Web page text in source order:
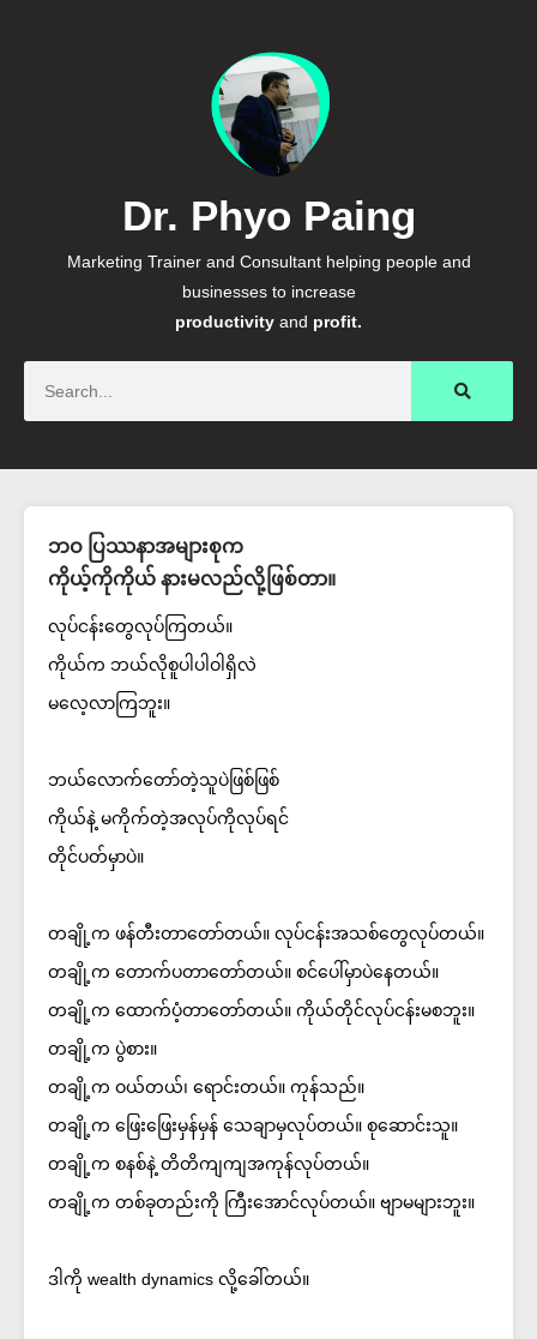
Dr. Phyo Paing
Marketing Trainer and Consultant helping people and
businesses to increase
productivity and profit.
ဘဝ ပြဿနာအများစုက
ကိုယ့်ကိုကိုယ် နားမလည်လို့ဖြစ်တာ။
လုပ်ငန်းတွေလုပ်ကြတယ်။
ကိုယ်က ဘယ်လိုစူပါပါဝါရှိလဲ
မလေ့လာကြဘူး။
ဘယ်လောက်တော်တဲ့သူပဲဖြစ်ဖြစ်
ကိုယ်နဲ့ မကိုက်တဲ့အလုပ်ကိုလုပ်ရင်
တိုင်ပတ်မှာပဲ။
တချို့က ဖန်တီးတာတော်တယ်။ လုပ်ငန်းအသစ်တွေလုပ်တယ်။
တချို့က တောက်ပတာတော်တယ်။ စင်ပေါ်မှာပဲနေတယ်။
တချို့က ထောက်ပံ့တာတော်တယ်။ ကိုယ်တိုင်လုပ်ငန်းမစဘူး။
တချို့က ပွဲစား။
တချို့က ဝယ်တယ်၊ ရောင်းတယ်။ ကုန်သည်။
တချို့က ဖြေးဖြေးမှန်မှန် သေချာမှလုပ်တယ်။ စုဆောင်းသူ။
တချို့က စနစ်နဲ့ တိတိကျကျအကုန်လုပ်တယ်။
တချို့က တစ်ခုတည်းကို ကြီးအောင်လုပ်တယ်။ ဗျာမများဘူး။
ဒါကို wealth dynamics လို့ခေါ်တယ်။